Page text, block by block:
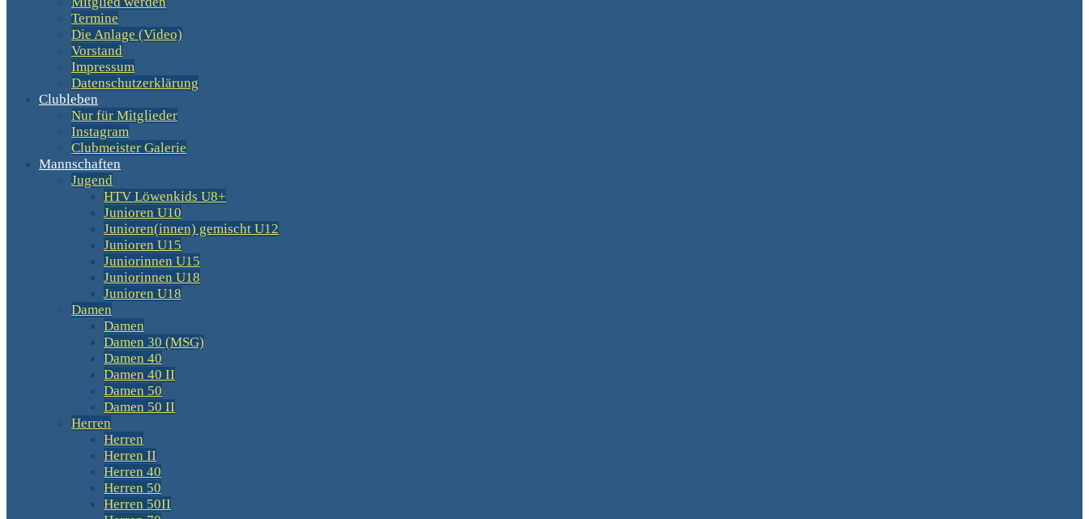
Termine
Die Anlage (Video)
Vorstand
Impressum
Datenschutzerklärung
Clubleben
Nur für Mitglieder
Instagram
Clubmeister Galerie
Mannschaften
Jugend
HTV Löwenkids U8+
Junioren U10
Junioren(innen) gemischt U12
Junioren U15
Juniorinnen U15
Juniorinnen U18
Junioren U18
Damen
Damen
Damen 30 (MSG)
Damen 40
Damen 40 II
Damen 50
Damen 50 II
Herren
Herren
Herren II
Herren 40
Herren 50
Herren 50II